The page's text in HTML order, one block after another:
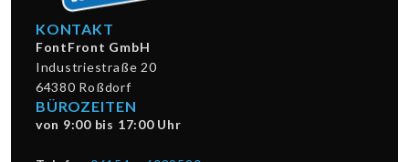
KONTAKT
FontFront GmbH
Industriestraße 20
64380 Roßdorf
BÜROZEITEN
von 9:00 bis 17:00 Uhr